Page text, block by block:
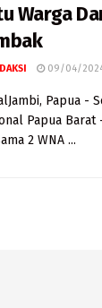
Warga
09/04/
Papua -
Papua Barat
2 WNA ...